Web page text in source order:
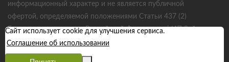
информационный характер и не является публичной
офертой, определяемой положениями Статьи 437 (2)
Гражданского кодекса Российской Федерации. | ИП Зайцев
К. А. ИНН 531301660823 ОГРН 317784700352926
Сайт использует cookie для улучшения сервиса.
Соглашение об использовании